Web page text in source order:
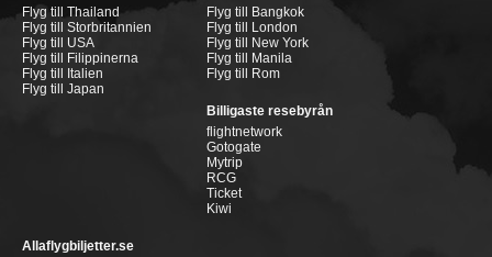
Flyg till Thailand
Flyg till Storbritannien
Flyg till USA
Flyg till Filippinerna
Flyg till Italien
Flyg till Japan
Flyg till Bangkok
Flyg till London
Flyg till New York
Flyg till Manila
Flyg till Rom
Billigaste resebyrån
flightnetwork
Gotogate
Mytrip
RCG
Ticket
Kiwi
Allaflygbiljetter.se